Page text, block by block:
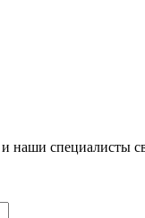
наши специалисты